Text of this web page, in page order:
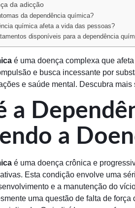
da adicção
da dependência química?
química afeta a vida das pessoas?
disponíveis para a dependência
é uma doença complexa que
e busca incessante por
e saúde mental. Descubra
a
a
é uma doença crônica e
Esta condição envolve uma
e a manutenção do
uma questão de falta de